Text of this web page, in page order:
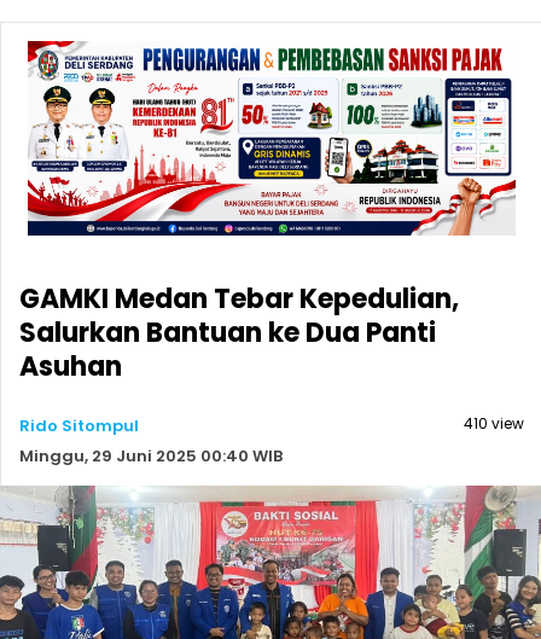
GAMKI Medan Tebar Kepedulian,
Salurkan Bantuan ke Dua Panti
Asuhan
Rido Sitompul
Minggu, 29 Juni 2025 00:40 WIB
410 view